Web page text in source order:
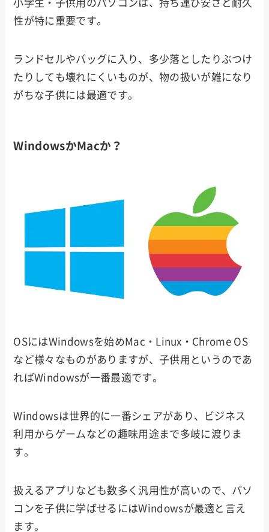
小学生・子供用のパソコンは、持ち運び安さと耐久
性が特に重要です。
ランドセルやバッグに入り、多少落としたりぶつけ
たりしても壊れにくいものが、物の扱いが雑になり
がちな子供には最適です。
WindowsかMacか？
OSにはWindowsを始めMac・Linux・Chrome OS
など様々なものがありますが、子供用というのであ
ればWindowsが一番最適です。
Windowsは世界的に一番シェアがあり、ビジネス
利用からゲームなどの趣味用途まで多岐に渡りま
す。
扱えるアプリなども数多く汎用性が高いので、パソ
コンを子供に学ばせるにはWindowsが最適と言え
ます。